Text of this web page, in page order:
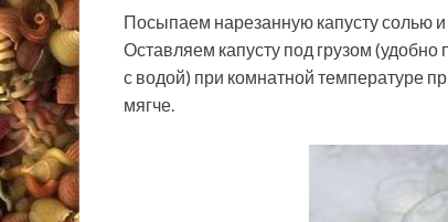
Посыпаем нарезанную капусту солью
Оставляем капусту под грузом (удобно
с водой) при комнатной температуре
мягче.